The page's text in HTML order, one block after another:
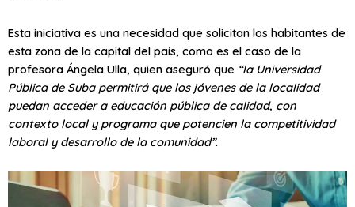
Esta iniciativa es una necesidad que solicitan los habitantes de
esta zona de la capital del país, como es el caso de la
profesora Ángela Ulla, quien aseguró que “la Universidad
Pública de Suba permitirá que los jóvenes de la localidad
puedan acceder a educación pública de calidad, con
contexto local y programa que potencien la competitividad
laboral y desarrollo de la comunidad”.